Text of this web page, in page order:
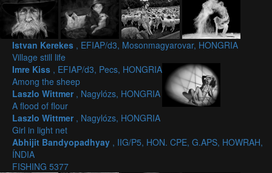
Istvan Kerekes , EFIAP/d3, Mosonmagyarovar, HONGRIA
Village still life
Imre Kiss , EFIAP/d3, Pecs, HONGRIA
Among the sheep
Laszlo Wittmer , Nagylózs, HONGRIA
A flood of flour
Laszlo Wittmer , Nagylózs, HONGRIA
Girl in light net
Abhijit Bandyopadhyay , IIG/P5, HON. CPE, G.APS, HOWRAH,
ÍNDIA
FISHING 5377